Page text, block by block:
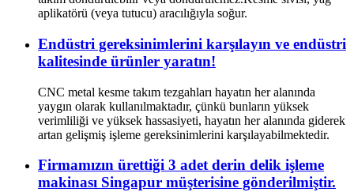
aplikatörü (veya tutucu) aracılığıyla soğur.
Endüstri gereksinimlerini karşılayın ve endüstri
kalitesinde ürünler yaratın!
CNC metal kesme takım tezgahları hayatın her alanında
yaygın olarak kullanılmaktadır, çünkü bunların yüksek
verimliliği ve yüksek hassasiyeti, hayatın her alanında giderek
artan gelişmiş işleme gereksinimlerini karşılayabilmektedir.
Firmamızın ürettiği 3 adet derin delik işleme
makinası Singapur müşterisine gönderilmiştir.